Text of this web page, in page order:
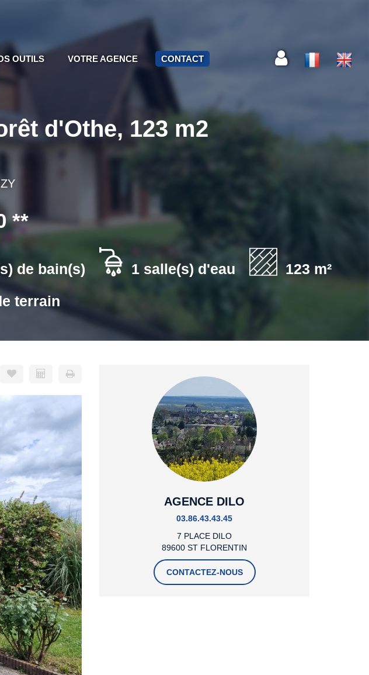
OUTILS VOTRE AGENCE CONTACT
d'Othe, 123 m2
**
de bain(s) 1 salle(s) d'eau
123 m²
terrain
AGENCE DILO
03.86.43.43.45
7 PLACE DILO
89600 ST FLORENTIN
CONTACTEZ-NOUS